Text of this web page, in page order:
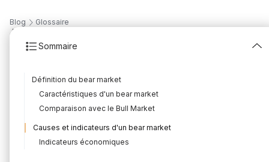
Blog Glossaire
Sommaire
Définition du bear market
Caractéristiques d'un bear market
Comparaison avec le Bull Market
Causes et indicateurs d'un bear market
Indicateurs économiques
4
Rédigé parMounir Laggoune
Un bear market, ou marché baissier, se caractérise par une